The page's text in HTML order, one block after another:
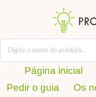
Página inicial
Pedir o guia
Os